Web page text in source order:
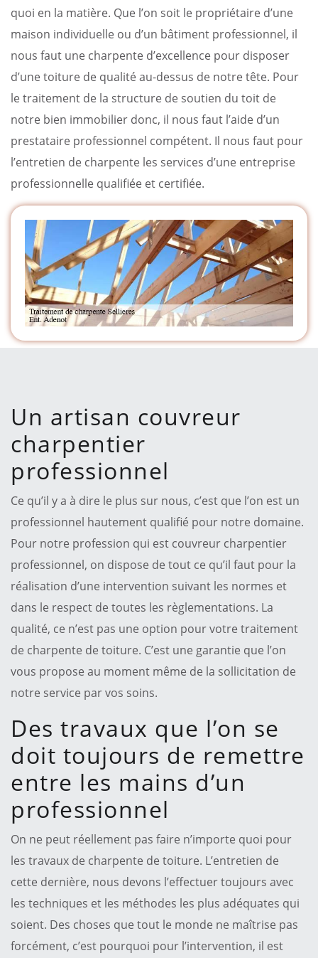
quoi en la matière. Que l’on soit le propriétaire d’une
maison individuelle ou d’un bâtiment professionnel, il
nous faut une charpente d’excellence pour disposer
d’une toiture de qualité au-dessus de notre tête. Pour
le traitement de la structure de soutien du toit de
notre bien immobilier donc, il nous faut l’aide d’un
prestataire professionnel compétent. Il nous faut pour
l’entretien de charpente les services d’une entreprise
professionnelle qualifiée et certifiée.
Un artisan couvreur
charpentier
professionnel
Ce qu’il y a à dire le plus sur nous, c’est que l’on est un
professionnel hautement qualifié pour notre domaine.
Pour notre profession qui est couvreur charpentier
professionnel, on dispose de tout ce qu’il faut pour la
réalisation d’une intervention suivant les normes et
dans le respect de toutes les règlementations. La
qualité, ce n’est pas une option pour votre traitement
de charpente de toiture. C’est une garantie que l’on
vous propose au moment même de la sollicitation de
notre service par vos soins.
Des travaux que l’on se
doit toujours de remettre
entre les mains d’un
professionnel
On ne peut réellement pas faire n’importe quoi pour
les travaux de charpente de toiture. L’entretien de
cette dernière, nous devons l’effectuer toujours avec
les techniques et les méthodes les plus adéquates qui
soient. Des choses que tout le monde ne maîtrise pas
forcément, c’est pourquoi pour l’intervention, il est